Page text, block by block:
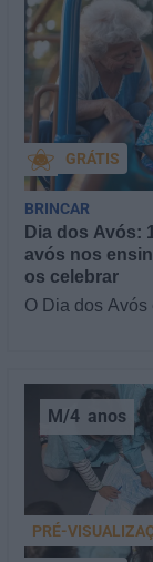
Dia dos Avós:
avós nos
os celebrar
O Dia dos
GRÁTIS
BRINCAR
M/4 anos
PRÉ-